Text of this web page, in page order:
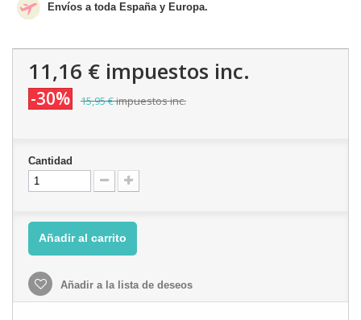
Envíos a toda España y Europa.
11,16 € impuestos inc.
-30% 15,95 €impuestos inc.
Cantidad
Añadir al carrito
Añadir a la lista de deseos